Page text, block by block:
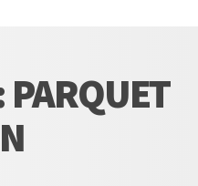
PARQUET